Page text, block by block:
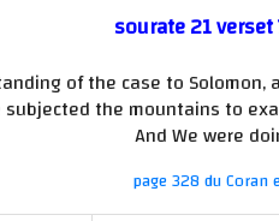
sourate 21
of the case to
subjected the mountains to
And We were
page 328 du Coran